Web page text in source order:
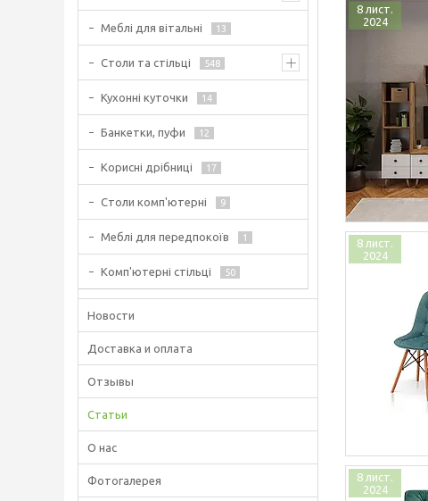
8 лист.
2024
8 лист.
2024
8 лист.
2024
Меблі для вітальні 13
Столи та стільці 548
Кухонні куточки 14
Банкетки, пуфи 12
Корисні дрібниці 17
Столи комп'ютерні 9
Меблі для передпокоїв 1
Комп'ютерні стільці 50
Новости
Доставка и оплата
Отзывы
Статьи
О нас
Фотогалерея